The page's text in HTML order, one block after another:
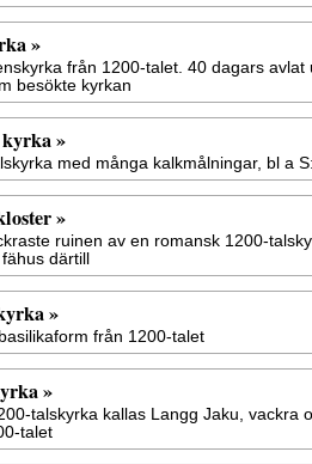
»
från 1200-talet. 40 dagars
besökte kyrkan
»
med många kalkmålningar, bl a
»
ruinen av en romansk 1200-
därtill
»
från 1200-talet
»
talskyrka kallas Langg Jaku, vackra
talet